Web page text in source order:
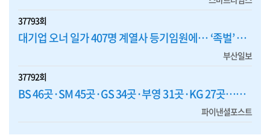
37793회
대기업 오너 일가 407명 계열사 등기임원에… ‘족벌’ 여전하다
부산일보
37792회
BS 46곳·SM 45곳·GS 34곳·부영 31곳·KG 27곳…그룹 오너일가 등기임원 조사결과 '충격'
파이낸셜포스트